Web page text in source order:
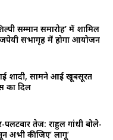
सम्मान समारोह’ में शामिल
सभागृह में होगा आयोजन
शादी, सामने आईं खूबसूरत
का दिल
पलटवार तेज: राहुल गांधी बोले-
अभी कीजिए’ लागू’